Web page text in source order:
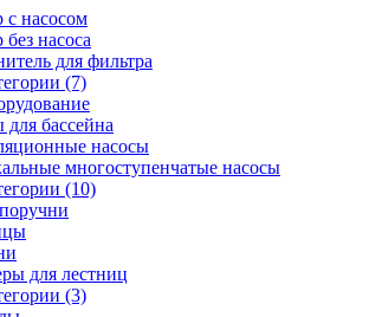
с насосом
насоса
для фильтра
(7)
бассейна
насосы
многоступенчатые насосы
(10)
для лестниц
(3)